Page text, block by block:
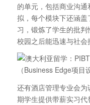
的单元，包括商业沟
拟，每个模块下还涵
习，锻炼了学生的批
校园之后能迅速与社会
（Business Edge项目
还有酒店管理专业会
期学生提供带薪实习